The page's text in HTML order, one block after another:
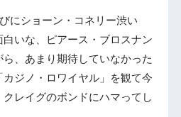
にショーン・コネリー渋い
いな、ピアース・ブロスナン
、あまり期待していなかった
ジノ・ロワイヤル」を観て今
レイグのボンドにハマってし